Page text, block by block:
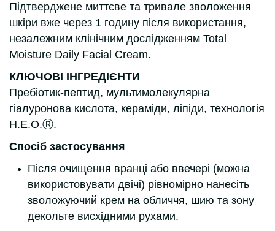
Підтверджене миттєве та тривале зволоження
шкіри вже через 1 годину після використання,
незалежним клінічним дослідженням Total
Moisture Daily Facial Cream.
КЛЮЧОВІ ІНГРЕДІЄНТИ
Пребіотик-пептид, мультимолекулярна
гіалуронова кислота, кераміди, ліпіди, технологія
H.E.O.Ⓡ.
Спосіб застосування
Після очищення вранці або ввечері (можна
використовувати двічі) рівномірно нанесіть
зволожуючий крем на обличчя, шию та зону
декольте висхідними рухами.